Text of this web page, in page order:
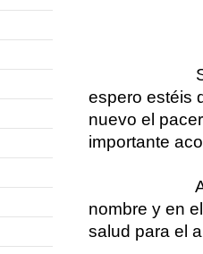
espero estéis
nuevo el
importante
nombre y en
salud para el